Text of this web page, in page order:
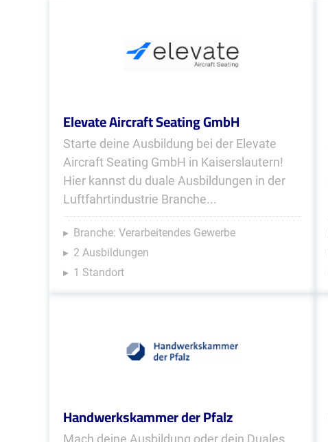
Elevate Aircraft Seating GmbH
Starte deine Ausbildung bei der Elevate
Aircraft Seating GmbH in Kaiserslautern!
Hier kannst du duale Ausbildungen in der
Luftfahrtindustrie Branche...
Branche: Verarbeitendes Gewerbe
2 Ausbildungen
1 Standort
Handwerkskammer der Pfalz
Mach deine Ausbildung oder dein Duales